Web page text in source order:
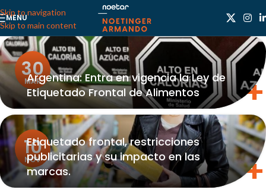
Skip to navigation
Skip to main content
MENU
30
MAR
Argentina: Entra en vigencia la Ley de
Etiquetado Frontal de Alimentos
10
NOV
Etiquetado frontal, restricciones
publicitarias y su impacto en las
marcas.